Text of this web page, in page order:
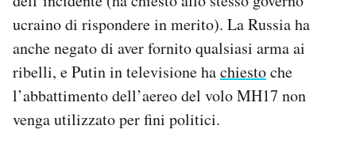
ucraino di rispondere in merito). La Russia ha
anche negato di aver fornito qualsiasi arma ai
ribelli, e Putin in televisione hachiestoche
l’abbattimento dell’aereo del volo MH17 non
venga utilizzato per fini politici.